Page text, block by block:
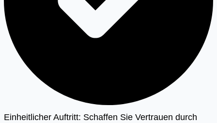
Einheitlicher Auftritt: Schaffen Sie Vertrauen durch